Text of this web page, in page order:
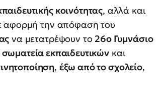
κοινότητας, αλλά και
αφορμή την απόφαση του
να μετατρέψουν το 26ο Γυμνάσιο
εκπαιδευτικών και
, έξω από το σχολείο,